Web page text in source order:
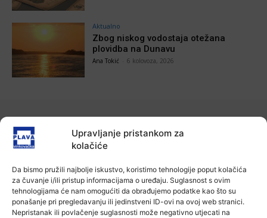
Upravljanje pristankom za
kolačiće
Da bismo pružili najbolje iskustvo, koristimo tehnologije poput kolačića
za čuvanje i/ili pristup informacijama o uređaju. Suglasnost s ovim
tehnologijama će nam omogućiti da obrađujemo podatke kao što su
ponašanje pri pregledavanju ili jedinstveni ID-ovi na ovoj web stranici.
Nepristanak ili povlačenje suglasnosti može negativno utjecati na
Aktualno
Zbog niskog vodostaja otežana
plovidba na Dunavu
Ana Tokić 6 kolovoza, 2026
POVEZANE VIJESTI
Aktualno
stotu godišnjicu djelovanja
7 kolovoza, 2026
Aktualno